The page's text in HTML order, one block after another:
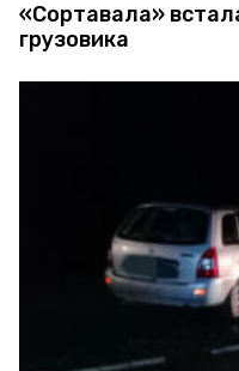
«Сортавала»
грузовика